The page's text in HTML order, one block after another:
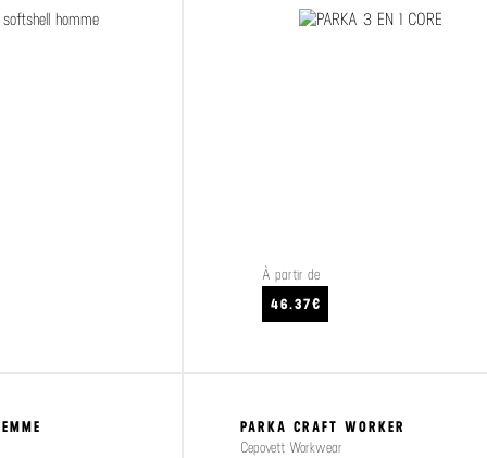
VOIR LE PRODUIT
À partir de
46.37€
PARKA CRAFT WORKER
Cepovett Workwear